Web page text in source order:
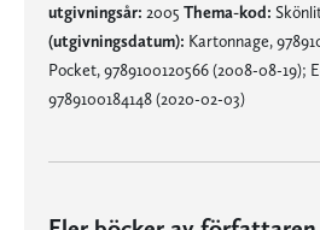
utgivningsår: 2005 Thema-kod:
(utgivningsdatum): Kartonnage,
Pocket, 9789100120566 (2008-08-19);
9789100184148 (2020-02-03)